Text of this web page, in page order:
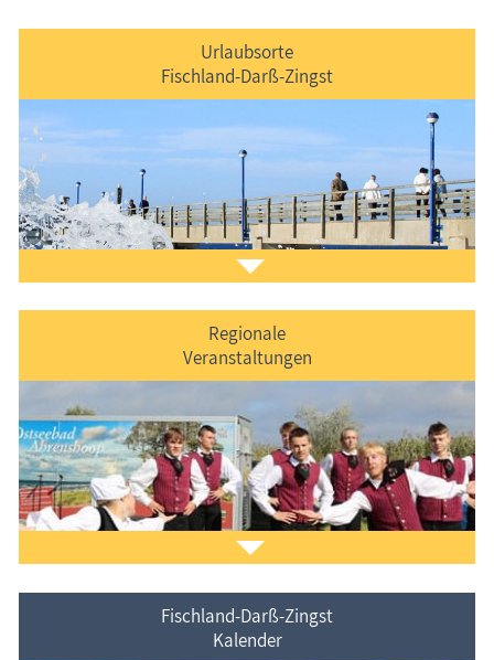
Urlaubsorte
Fischland-Darß-Zingst
DerFerienorte auf Fischland-Darß-Zingst
vorgestellt.
Regionale
Veranstaltungen
Fischland-Darß-Zingst
Kalender